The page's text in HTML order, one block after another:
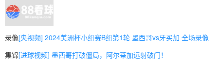
录像[央视频] 2024美洲杯小组赛B组第1轮 墨西哥vs牙买加 全场录像
集锦[进球视频] 墨西哥打破僵局，阿尔蒂加远射破门！